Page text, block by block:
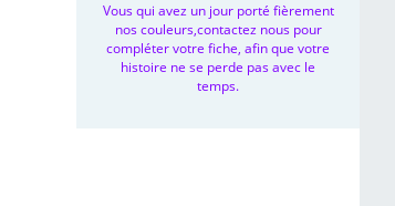
Vous qui avez un jour porté fièrement
nos couleurs,contactez nous pour
compléter votre fiche, afin que votre
histoire ne se perde pas avec le
temps.